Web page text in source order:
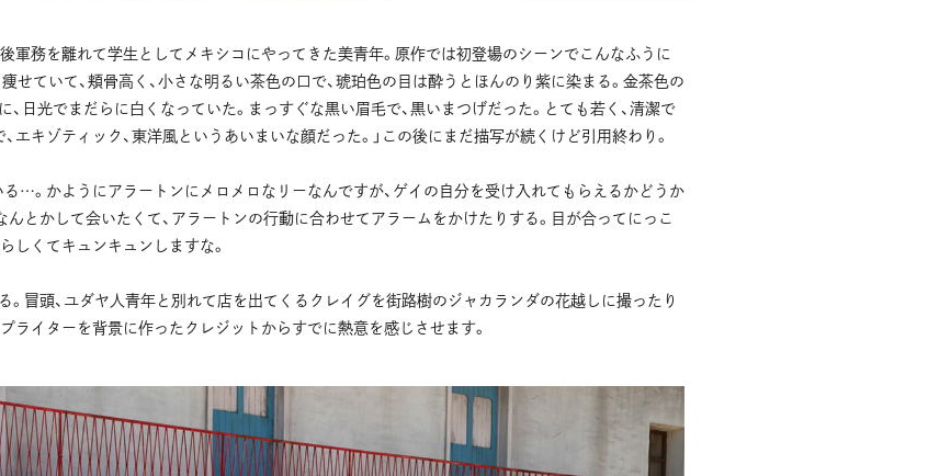
軍務を離れて学生としてメキシコにやってきた美青年。原作では初登場のシーンでこんなふうに
せていて、頬骨高く、小さな明るい茶色の口で、琥珀色の目は酔うとほんのり紫に染まる。金茶色の
日光でまだらに白くなっていた。まっすぐな黒い眉毛で、黒いまつげだった。とても若く、清潔で
エキゾティック、東洋風というあいまいな顔だった。」この後にまだ描写が続くけど引用終わり。
…。かようにアラートンにメロメロなリーなんですが、ゲイの自分を受け入れてもらえるかどうか
んとかして会いたくて、アラートンの行動に合わせてアラームをかけたりする。目が合ってにっこ
しくてキュンキュンしますな。
。冒頭、ユダヤ人青年と別れて店を出てくるクレイグを街路樹のジャカランダの花越しに撮ったり
ライターを背景に作ったクレジットからすでに熱意を感じさせます。